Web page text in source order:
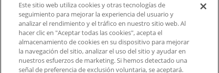
Enlaces relacionados
Duke Cancer Institute
Duke Children's
Duke School of Medicine
Este sitio web utiliza cookies y otras tecnologías de
seguimiento para mejorar la experiencia del usuario y
analizar el rendimiento y el tráfico en nuestro sitio web. Al
hacer clic en "Aceptar todas las cookies", acepta el
almacenamiento de cookies en su dispositivo para mejorar
la navegación del sitio, analizar el uso del sitio y ayudar en
nuestros esfuerzos de marketing. Si hemos detectado una
señal de preferencia de exclusión voluntaria, se aceptará.